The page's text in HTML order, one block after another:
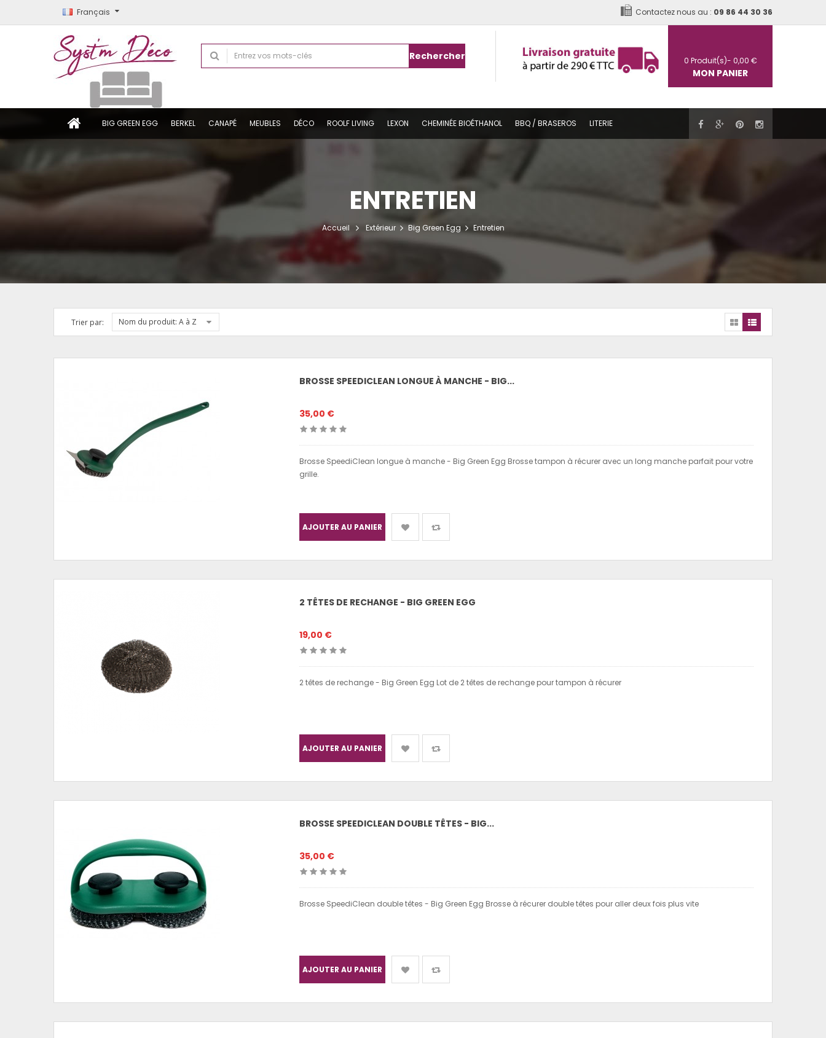
Français Contactez nous au : 09 86 44 30 36
Rechercher 0 Produit(s)- 0,00 €
MON PANIER
BIG GREEN EGG BERKEL CANAPÉ MEUBLES DÉCO ROOLF LIVING LEXON CHEMINÉE BIOÉTHANOL BBQ / BRASEROS LITERIE
ENTRETIEN
Accueil Extérieur Big Green Egg Entretien
Trier par: Nom du produit: A à Z
BROSSE SPEEDICLEAN LONGUE À MANCHE - BIG...
35,00 €
Brosse SpeediClean longue à manche - Big Green Egg Brosse tampon à récurer avec un long manche parfait pour votre
grille.
AJOUTER AU PANIER
2 TÊTES DE RECHANGE - BIG GREEN EGG
19,00 €
2 têtes de rechange - Big Green Egg Lot de 2 têtes de rechange pour tampon à récurer
AJOUTER AU PANIER
BROSSE SPEEDICLEAN DOUBLE TÊTES - BIG...
35,00 €
Brosse SpeediClean double têtes - Big Green Egg Brosse à récurer double têtes pour aller deux fois plus vite
AJOUTER AU PANIER